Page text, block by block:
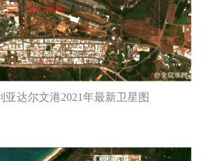
亚达尔文港2021年最新卫星图